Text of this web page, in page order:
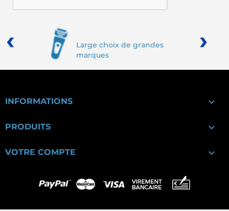
Large choix de grandes
marques
‹ ›
INFORMATIONS 
PRODUITS 
VOTRE COMPTE 